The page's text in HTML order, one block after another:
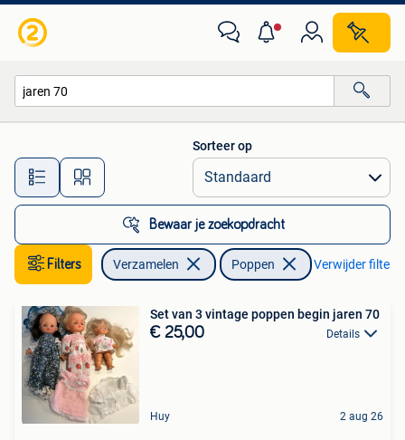
Alle afstanden…
Sorteer op
Bewaar je zoekopdracht
Filters Verzamelen Poppen Verwijder filters
Set van 3 vintage poppen begin jaren 70
€ 25,00 Details
Huy 2 aug 26